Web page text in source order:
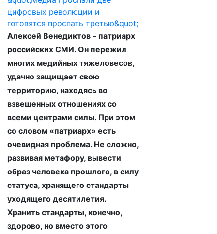
Алексей Венедиктов – патриарх
российских СМИ. Он пережил
многих медийных тяжеловесов,
удачно защищает свою
территорию, находясь во
взвешенных отношениях со
всеми центрами силы. При этом
со словом «патриарх» есть
очевидная проблема. Не сложно,
развивая метафору, вывести
образ человека прошлого, в силу
статуса, хранящего стандарты
уходящего десятилетия.
Хранить стандарты, конечно,
здорово, но вместо этого